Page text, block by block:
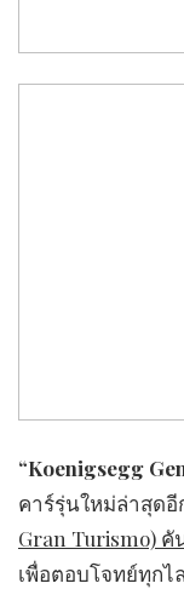
“Koenigsegg
คาร์รุ่นใหม่ล่าสุด
Gran Turismo) คั
เพื่อตอบโจทย์ทุกไ